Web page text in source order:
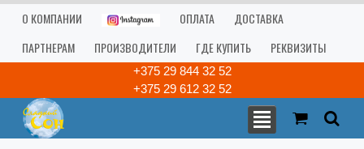
О КОМПАНИИ ОПЛАТА
ДОСТАВКА
ПАРТНЕРАМ
ПРОИЗВОДИТЕЛИ ГДЕ КУПИТЬ РЕКВИЗИТЫ
+375 29 844 32 52
+375 29 612 32 52